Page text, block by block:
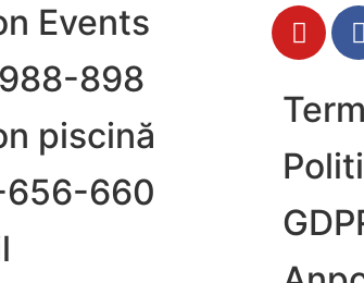
Events
898
piscină
660